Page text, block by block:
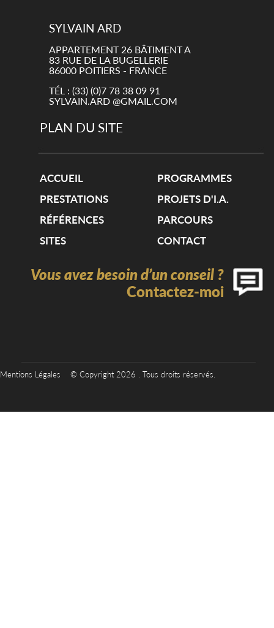
SYLVAIN ARD
APPARTEMENT 26 BÂTIMENT A
83 RUE DE LA BUGELLERIE
86000 POITIERS - FRANCE
TÉL : (33) (0)7 78 38 09 91
SYLVAIN.ARD @GMAIL.COM
PLAN DU SITE
ACCUEIL
PRESTATIONS
RÉFÉRENCES
SITES
PROGRAMMES
PROJETS D'I.A.
PARCOURS
CONTACT
Vous avez besoin d’un conseil ?
Contactez-moi
Mentions Légales © Copyright 2026 . Tous droits réservés.